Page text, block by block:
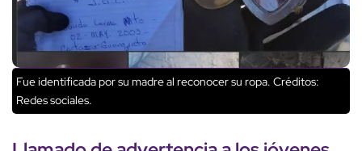
Fue identificada por su madre al reconocer su ropa. Créditos:
Redes sociales.